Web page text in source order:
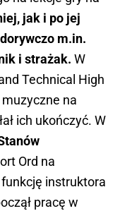
jak i po jej
m.in.
i strażak. W
Technical High
na
ich ukończyć. W
Ord na
funkcję instruktora
pracę w